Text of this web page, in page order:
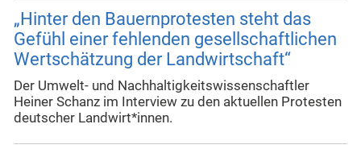
„Hinter den Bauernprotesten steht das
Gefühl einer fehlenden gesellschaftlichen
Wertschätzung der Landwirtschaft“
Der Umwelt- und Nachhaltigkeitswissenschaftler
Heiner Schanz im Interview zu den aktuellen Protesten
deutscher Landwirt*innen.